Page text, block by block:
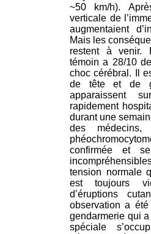
~50 km/h).
verticale de
augmentaient
Mais les
restent à venir.
témoin a 28/10
choc cérébral. Il
de tête et de
apparaissent
rapidement
durant une
des
confirmée et
tension normale
est toujours
d’éruptions
observation a
gendarmerie qui
spéciale